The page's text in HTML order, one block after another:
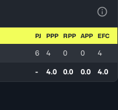
PJ PPP RPP APP EFC
6 4 0 0 4
- 4.0 0.0 0.0 4.0